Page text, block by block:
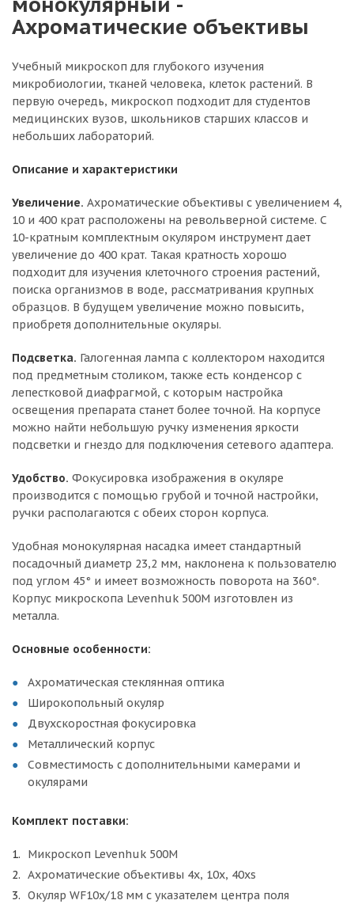
Ахроматические объективы
Учебный микроскоп для глубокого изучения
микробиологии, тканей человека, клеток растений. В
первую очередь, микроскоп подходит для студентов
медицинских вузов, школьников старших классов и
небольших лабораторий.
Описание и характеристики
Увеличение. Ахроматические объективы с увеличением 4,
10 и 400 крат расположены на револьверной системе. С
10-кратным комплектным окуляром инструмент дает
увеличение до 400 крат. Такая кратность хорошо
подходит для изучения клеточного строения растений,
поиска организмов в воде, рассматривания крупных
образцов. В будущем увеличение можно повысить,
приобретя дополнительные окуляры.
Подсветка. Галогенная лампа с коллектором находится
под предметным столиком, также есть конденсор с
лепестковой диафрагмой, с которым настройка
освещения препарата станет более точной. На корпусе
можно найти небольшую ручку изменения яркости
подсветки и гнездо для подключения сетевого адаптера.
Удобство. Фокусировка изображения в окуляре
производится с помощью грубой и точной настройки,
ручки располагаются с обеих сторон корпуса.
Удобная монокулярная насадка имеет стандартный
посадочный диаметр 23,2 мм, наклонена к пользователю
под углом 45° и имеет возможность поворота на 360°.
Корпус микроскопа Levenhuk 500M изготовлен из
металла.
Основные особенности:
Ахроматическая стеклянная оптика
Широкопольный окуляр
Двухскоростная фокусировка
Металлический корпус
Совместимость с дополнительными камерами и
окулярами
Комплект поставки:
Микроскоп Levenhuk 500M
Ахроматические объективы 4х, 10х, 40xs
Окуляр WF10x/18 мм с указателем центра поля